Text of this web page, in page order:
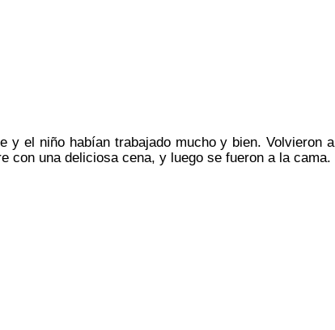
y el niño habían trabajado mucho y bien. Volvieron a
con una deliciosa cena, y luego se fueron a la cama.